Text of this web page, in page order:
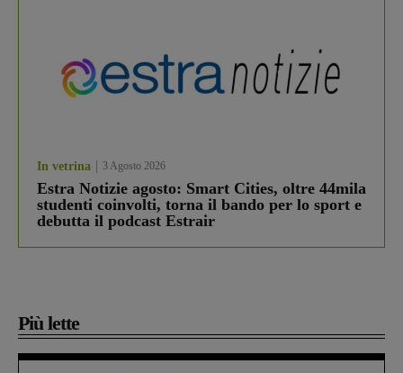
In vetrina 3 Agosto 2026
Estra Notizie agosto: Smart Cities, oltre 44mila
studenti coinvolti, torna il bando per lo sport e
debutta il podcast Estrair
Più lette